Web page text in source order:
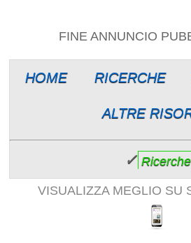
FINE ANNUNCIO
HOME RICERCHE
ALTRE
✓ Ricerche
VISUALIZZA MEGLIO SU